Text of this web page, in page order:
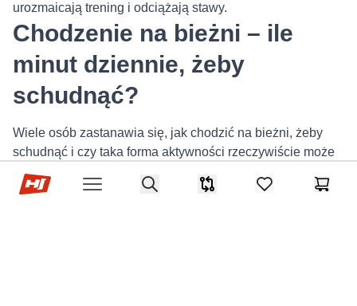
Sklep Hop-sport.pl
Open menu
Search
Porównywarkaitems in favorites,
Koszyk
urozmaicają trening i odciążają stawy.
Chodzenie na bieżni – ile
minut dziennie, żeby
schudnąć?
Wiele osób zastanawia się, jak chodzić na bieżni, żeby
schudnąć i czy taka forma aktywności rzeczywiście może
przynieść widoczne efekty. Odpowiedź brzmi: tak –
regularny marsz na bieżni to doskonały sposób na